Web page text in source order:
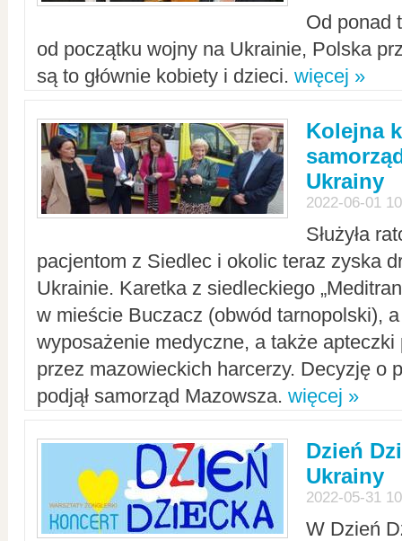
Od ponad
od początku wojny na Ukrainie, Polska
są to głównie kobiety i dzieci. więcej »
Kolejna
Ukrainy
2022-06-01
Służyła
pacjentom z Siedlec i okolic teraz zyska
Ukrainie. Karetka z siedleckiego
w mieście Buczacz (obwód tarnopolski),
wyposażenie medyczne, a także apteczki
przez mazowieckich harcerzy. Decyzję o
podjął samorząd Mazowsza. więcej »
Dzień
Ukrainy
2022-05-31
W Dzień